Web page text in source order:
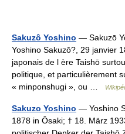
Sakuzô Yoshino — Sakuzō
Yoshino Sakuzō?, 29 janvier
japonais de l ère Taishō
politique, et particulièrement
« minponshugi », ou …
Sakuzo Yoshino — Yoshino
1878 in Ōsaki; † 18. März